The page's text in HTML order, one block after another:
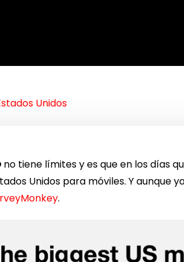
Unidos
no tiene límites y es que en los días
Unidos para móviles. Y aunque
.